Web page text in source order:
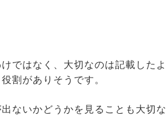
ではなく、大切なのは記載したよ
割がありそうです。
ないかどうかを見ることも大切な